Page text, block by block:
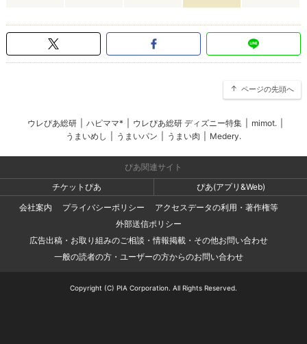
ページの先頭へ
ウレぴあ総研 ハピママ* ウレぴあ総研 ディズニー特集 mimot.
うまいめし
うまいパン うまい肉 Medery.
ぴあ関連サイト
チケットぴあ
ぴあ(アプリ&Web)
会社案内
プライバシーポリシー
アクセスデータの利用・著作権等
外部送信ポリシー
広告出稿・お取り組みのご相談・情報掲載・その他お問い合わせ
一般の読者の方・ユーザーの方からのお問い合わせ
Copyright (C) PIA Corporation. All Rights Reserved.